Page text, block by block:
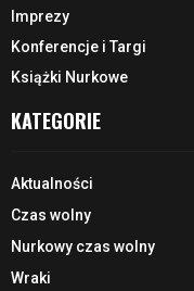
Imprezy
Konferencje i Targi
Książki Nurkowe
KATEGORIE
Aktualności
Czas wolny
Nurkowy czas wolny
Wraki